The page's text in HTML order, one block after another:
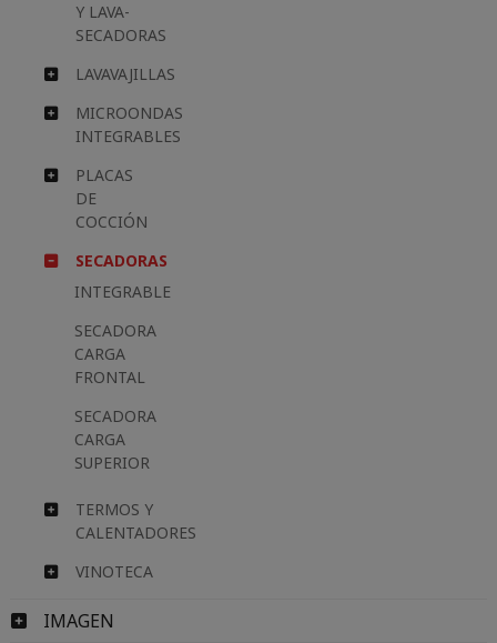
Y LAVA-
SECADORAS
LAVAVAJILLAS
MICROONDAS
INTEGRABLES
PLACAS
DE
COCCIÓN
SECADORAS
INTEGRABLE
SECADORA
CARGA
FRONTAL
SECADORA
CARGA
SUPERIOR
TERMOS Y
CALENTADORES
VINOTECA
IMAGEN